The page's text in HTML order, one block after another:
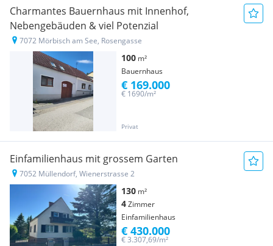
Charmantes Bauernhaus mit Innenhof,
Nebengebäuden & viel Potenzial
7072 Mörbisch am See, Rosengasse
100 m²
Bauernhaus
Privat
€ 1690/m²
€ 169.000
Einfamilienhaus mit grossem Garten
7052 Müllendorf, Wienerstrasse 2
130 m²
4Zimmer
Einfamilienhaus
€ 3.307,69/m²
€ 430.000